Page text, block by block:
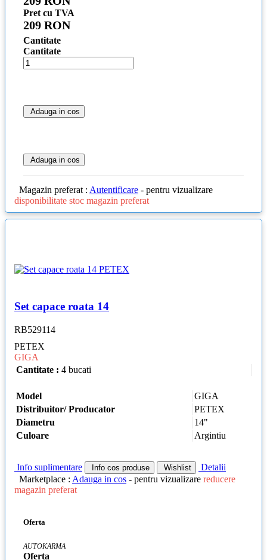
Pret cu TVA
209 RON
Cantitate
Cantitate
Adauga in cos
Adauga in cos
Magazin preferat : Autentificare - pentru vizualizare
disponibilitate stoc magazin preferat
Set capace roata 14
RB529114
PETEX
GIGA
Cantitate : 4 bucati
Model
GIGA
Distribuitor/ Producator
PETEX
Diametru
14"
Culoare
Argintiu
Info suplimentare Info cos produse Wishlist
Detalii
Marketplace : Adauga in cos - pentru vizualizare reducere
magazin preferat
Oferta
AUTOKARMA
Oferta